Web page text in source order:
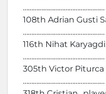
…………………………………………
108th Adrian Gusti
…………………………………………
116th Nihat Karyagdi
…………………………………………
305th Victor Piturca
…………………………………………